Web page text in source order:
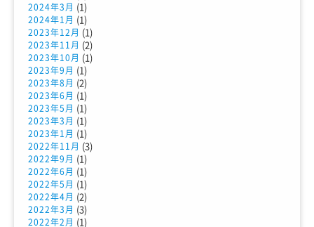
2024年3月 (1)
2024年1月 (1)
2023年12月 (1)
2023年11月 (2)
2023年10月 (1)
2023年9月 (1)
2023年8月 (2)
2023年6月 (1)
2023年5月 (1)
2023年3月 (1)
2023年1月 (1)
2022年11月 (3)
2022年9月 (1)
2022年6月 (1)
2022年5月 (1)
2022年4月 (2)
2022年3月 (3)
2022年2月 (1)